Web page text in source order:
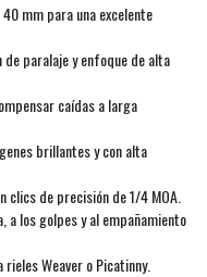
mm para una excelente
paralaje y enfoque de alta
caídas a larga
brillantes y con alta
de precisión de 1/4 MOA.
a los golpes y al empañamiento
Weaver o Picatinny.